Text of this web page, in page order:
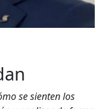
se sienten los